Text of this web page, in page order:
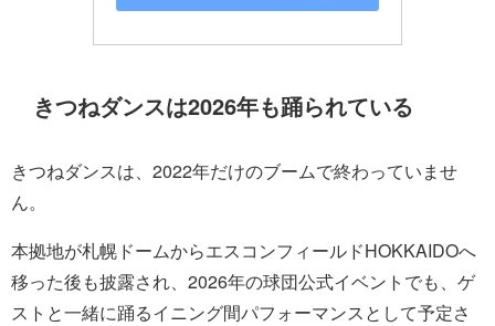
きつねダンスは2026年も踊られている
きつねダンスは、2022年だけのブームで終わっていませ
ん。
本拠地が札幌ドームからエスコンフィールドHOKKAIDOへ
移った後も披露され、2026年の球団公式イベントでも、ゲ
ストと一緒に踊るイニング間パフォーマンスとして予定さ